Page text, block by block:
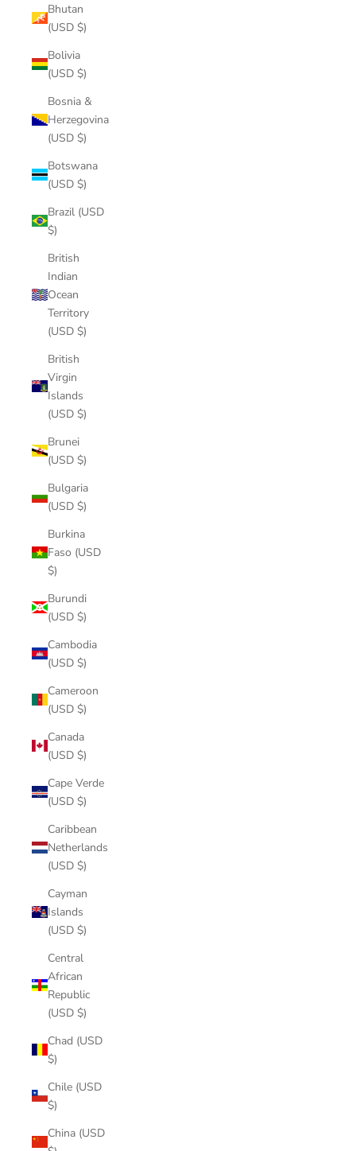
Bhutan
(USD $)
Bolivia
(USD $)
Bosnia &
Herzegovina
(USD $)
Botswana
(USD $)
Brazil (USD
$)
British
Indian
Ocean
Territory
(USD $)
British
Virgin
Islands
(USD $)
Brunei
(USD $)
Bulgaria
(USD $)
Burkina
Faso (USD
$)
Burundi
(USD $)
Cambodia
(USD $)
Cameroon
(USD $)
Canada
(USD $)
Cape Verde
(USD $)
Caribbean
Netherlands
(USD $)
Cayman
Islands
(USD $)
Central
African
Republic
(USD $)
Chad (USD
$)
Chile (USD
$)
China (USD